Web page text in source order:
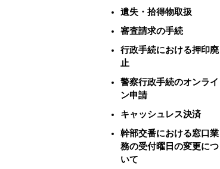
遺失・拾得物取扱
審査請求の手続
行政手続における押印廃
止
警察行政手続のオンライ
ン申請
キャッシュレス決済
幹部交番における窓口業
務の受付曜日の変更につ
いて